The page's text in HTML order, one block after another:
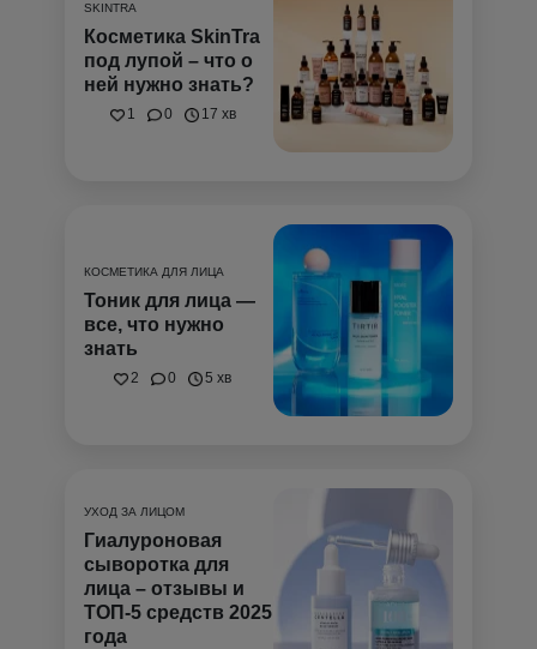
SKINTRA
Косметика SkinTra
под лупой – что о
ней нужно знать?
1 0 17 хв
КОСМЕТИКА ДЛЯ ЛИЦА
Тоник для лица —
все, что нужно
знать
2 0 5 хв
УХОД ЗА ЛИЦОМ
Гиалуроновая
сыворотка для
лица – отзывы и
ТОП-5 средств 2025
года